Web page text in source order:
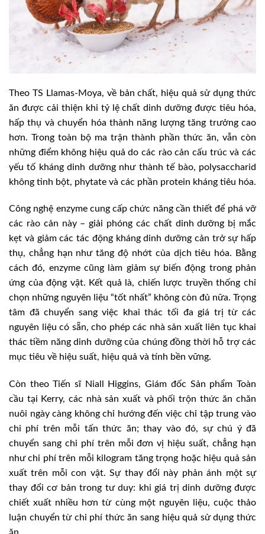
Theo TS Llamas-Moya, về bản chất, hiệu quả sử dụng thức
ăn được cải thiện khi tỷ lệ chất dinh dưỡng được tiêu hóa,
hấp thụ và chuyển hóa thành năng lượng tăng trưởng cao
hơn. Trong toàn bộ ma trận thành phần thức ăn, vẫn còn
những điểm không hiệu quả do các rào cản cấu trúc và các
yếu tố kháng dinh dưỡng như thành tế bào, polysaccharid
không tinh bột, phytate và các phần protein kháng tiêu hóa.
Công nghệ enzyme cung cấp chức năng cần thiết để phá vỡ
các rào cản này – giải phóng các chất dinh dưỡng bị mắc
kẹt và giảm các tác động kháng dinh dưỡng cản trở sự hấp
thụ, chẳng hạn như tăng độ nhớt của dịch tiêu hóa. Bằng
cách đó, enzyme cũng làm giảm sự biến động trong phản
ứng của động vật. Kết quả là, chiến lược truyền thống chỉ
chọn những nguyên liệu “tốt nhất” không còn đủ nữa. Trọng
tâm đã chuyển sang việc khai thác tối đa giá trị từ các
nguyên liệu có sẵn, cho phép các nhà sản xuất liên tục khai
thác tiềm năng dinh dưỡng của chúng đồng thời hỗ trợ các
mục tiêu về hiệu suất, hiệu quả và tính bền vững.
Còn theo Tiến sĩ Niall Higgins, Giám đốc Sản phẩm Toàn
cầu tại Kerry, các nhà sản xuất và phối trộn thức ăn chăn
nuôi ngày càng không chỉ hướng đến việc chỉ tập trung vào
chi phí trên mỗi tấn thức ăn; thay vào đó, sự chú ý đã
chuyển sang chi phí trên mỗi đơn vị hiệu suất, chẳng hạn
như chi phí trên mỗi kilogram tăng trọng hoặc hiệu quả sản
xuất trên mỗi con vật. Sự thay đổi này phản ánh một sự
thay đổi cơ bản trong tư duy: khi giá trị dinh dưỡng được
chiết xuất nhiều hơn từ cùng một nguyên liệu, cuộc thảo
luận chuyển từ chi phí thức ăn sang hiệu quả sử dụng thức